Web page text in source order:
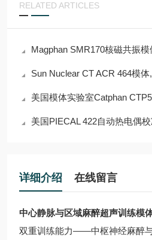
RELATED ARTICLES
Magphan SMR170核磁共振
Sun Nuclear CT ACR 464模体,CT设备质
美国模体实验室Catphan
美国PIECAL 422自动热电偶
详细介绍 在线留言
中心静脉与区域麻醉超声训练模
双重训练能力——中枢神经麻醉